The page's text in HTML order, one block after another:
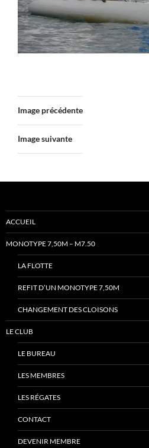
Image précédente
Image suivante
ACCUEIL
MONOTYPE 7,50M – M7.50
LA FLOTTE
REFIT D’UN MONOTYPE 7,50M
CHANGEMENT DES CLOISONS
LE CLUB
LE BUREAU
LES MEMBRES
LES RÉGATES
CONTACT
DEVENIR MEMBRE